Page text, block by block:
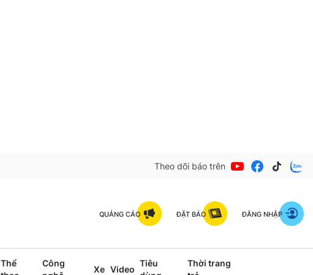
Theo dõi báo trên
QUẢNG CÁO ĐẶT BÁO ĐĂNG NHẬP
Thể
Công
Xe Video
Tiêu
Thời trang